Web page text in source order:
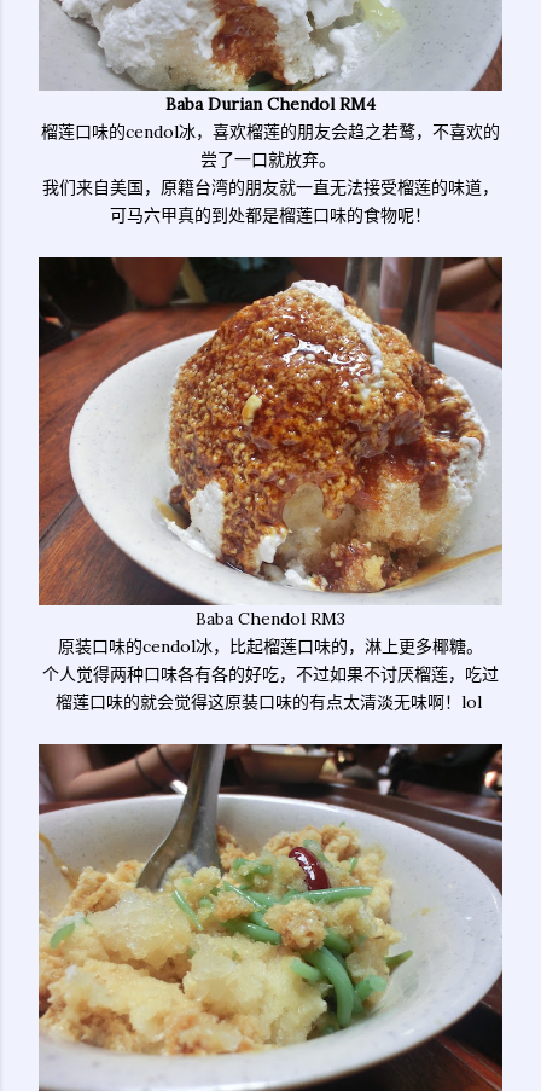
Baba Durian Chendol RM4
榴莲口味的cendol冰，喜欢榴莲的朋友会趋之若鹜，不喜欢的
尝了一口就放弃。
我们来自美国，原籍台湾的朋友就一直无法接受榴莲的味道，
可马六甲真的到处都是榴莲口味的食物呢！
Baba Chendol RM3
原装口味的cendol冰，比起榴莲口味的，淋上更多椰糖。
个人觉得两种口味各有各的好吃，不过如果不讨厌榴莲，吃过
榴莲口味的就会觉得这原装口味的有点太清淡无味啊！lol